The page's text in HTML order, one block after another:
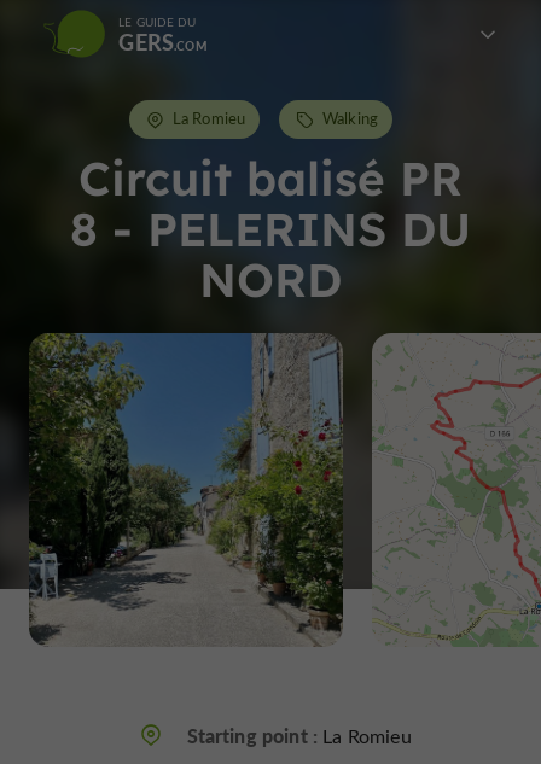
LE GUIDE DU
GERS
Circuit balisé PR
8 - PELERINS DU
NORD
La Romieu Walking
Starting point : La Romieu